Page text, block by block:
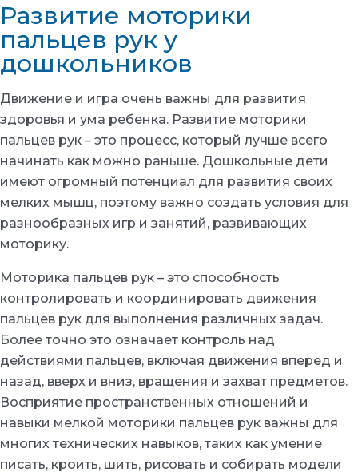
Развитие моторики
пальцев рук у
дошкольников
Движение и игра очень важны для развития
здоровья и ума ребенка. Развитие моторики
пальцев рук – это процесс, который лучше всего
начинать как можно раньше. Дошкольные дети
имеют огромный потенциал для развития своих
мелких мышц, поэтому важно создать условия для
разнообразных игр и занятий, развивающих
моторику.
Моторика пальцев рук – это способность
контролировать и координировать движения
пальцев рук для выполнения различных задач.
Более точно это означает контроль над
действиями пальцев, включая движения вперед и
назад, вверх и вниз, вращения и захват предметов.
Восприятие пространственных отношений и
навыки мелкой моторики пальцев рук важны для
многих технических навыков, таких как умение
писать, кроить, шить, рисовать и собирать модели